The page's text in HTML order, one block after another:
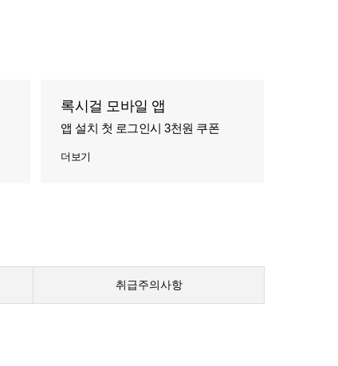
록시걸 모바일 앱
앱 설치 첫 로그인시 3천원 쿠폰
더보기
취급주의사항